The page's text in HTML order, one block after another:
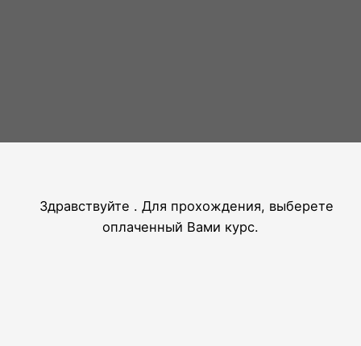
Здравствуйте . Для прохождения, выберете
оплаченный Вами курс.